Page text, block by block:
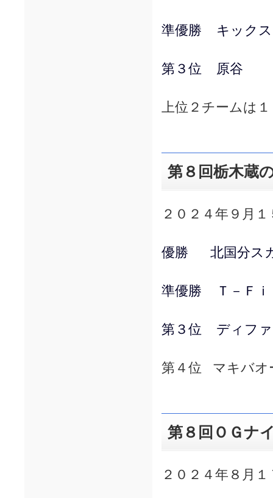
準優勝 キック
第３位 原谷
上位２チームは
第８回栃木蔵
２０２４年９月
優勝 北国分ス
準優勝 Ｔ－Ｆｉ
第３位 ディファ
第４位 マキバオ
第８回ＯＧナ
２０２４年８月